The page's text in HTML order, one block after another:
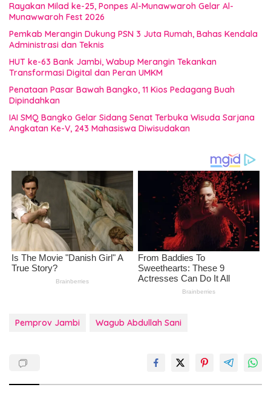
Rayakan Milad ke-25, Ponpes Al-Munawwaroh Gelar Al-
Munawwaroh Fest 2026
Pemkab Merangin Dukung PSN 3 Juta Rumah, Bahas Kendala
Administrasi dan Teknis
HUT ke-63 Bank Jambi, Wabup Merangin Tekankan
Transformasi Digital dan Peran UMKM
Penataan Pasar Bawah Bangko, 11 Kios Pedagang Buah
Dipindahkan
IAI SMQ Bangko Gelar Sidang Senat Terbuka Wisuda Sarjana
Angkatan Ke-V, 243 Mahasiswa Diwisudakan
Pemprov Jambi Wagub Abdullah Sani